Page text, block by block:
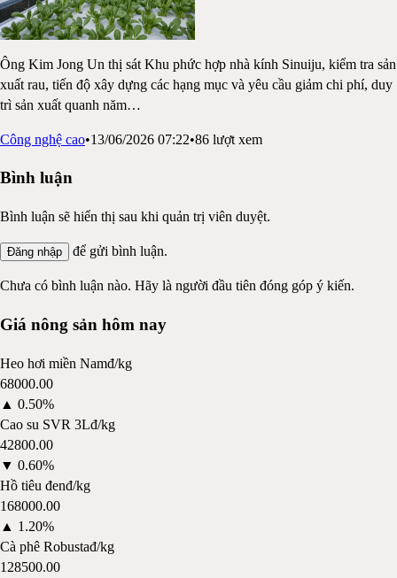
Ông Kim Jong Un thị sát Khu phức hợp nhà kính Sinuiju, kiểm tra sản
xuất rau, tiến độ xây dựng các hạng mục và yêu cầu giảm chi phí, duy
trì sản xuất quanh năm…
Công nghệ cao•13/06/2026 07:22•86 lượt xem
Bình luận
Bình luận sẽ hiển thị sau khi quản trị viên duyệt.
Đăng nhập để gửi bình luận.
Chưa có bình luận nào. Hãy là người đầu tiên đóng góp ý kiến.
Giá nông sản hôm nay
Heo hơi miền Namđ/kg
68000.00
▲ 0.50%
Cao su SVR 3Lđ/kg
42800.00
▼ 0.60%
Hồ tiêu đenđ/kg
168000.00
▲ 1.20%
Cà phê Robustađ/kg
128500.00